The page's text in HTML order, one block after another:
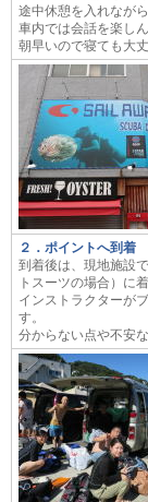
途中休憩を入れなが
車内では会話を楽し
朝早いので寝ても大
２．ポイントへ到着
到着後は、現地施設
トスーツの場合）に
インストラクターが
す。
分からない点や不安